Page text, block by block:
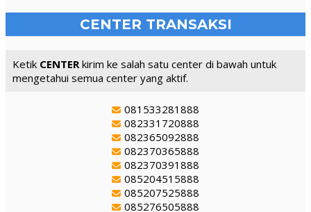
CENTER TRANSAKSI
Ketik CENTERkirim ke salah satu center di bawah untuk
mengetahui semua center yang aktif.
081533281888
082331720888
082365092888
082370365888
082370391888
085204515888
085207525888
085276505888